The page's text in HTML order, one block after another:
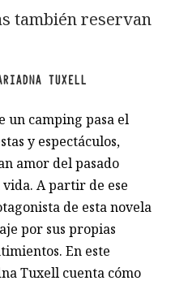
también reservan
TUXELL
un camping pasa el
y espectáculos,
amor del pasado
A partir de ese
de esta novela
por sus propias
En este
Tuxell cuenta cómo